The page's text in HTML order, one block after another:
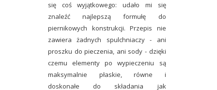
się coś wyjątkowego: udało mi się
znaleźćnajlepszą formułę do
piernikowych konstrukcji. Przepis nie
zawiera żadnych spulchniaczy - ani
proszku do pieczenia, ani sody - dzięki
czemu elementy po wypieczeniu są
maksymalnie płaskie, równe i
doskonałe do składania jak